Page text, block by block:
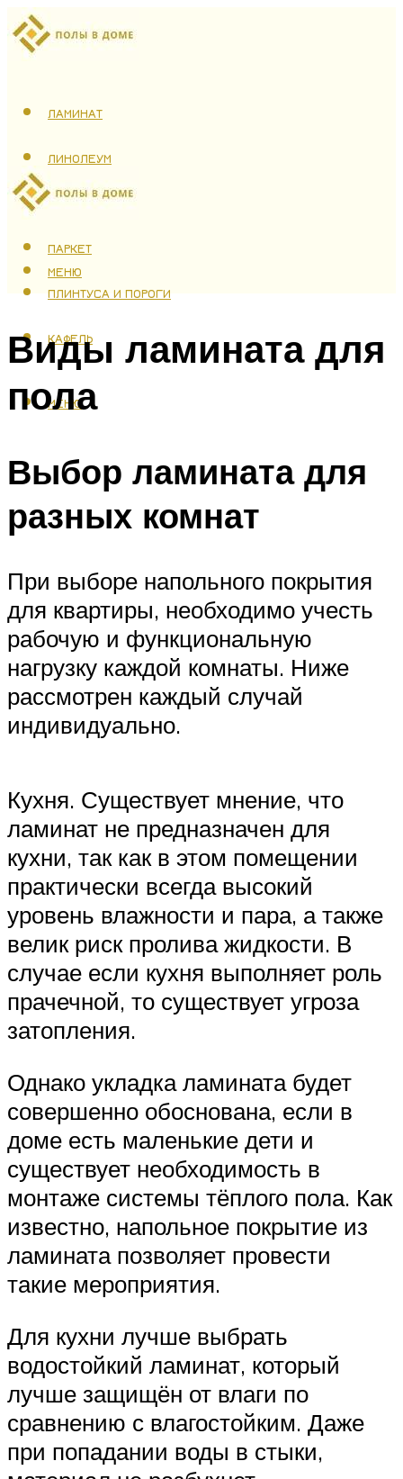
ЛАМИНАТ
ЛИНОЛЕУМ
ТЕПЛЫЙ ПОЛ
ПАРКЕТ
ПЛИНТУСА И ПОРОГИ
КАФЕЛЬ
МЕНЮ
МЕНЮ
Виды ламината для
пола
Выбор ламината для
разных комнат
При выборе напольного покрытия
для квартиры, необходимо учесть
рабочую и функциональную
нагрузку каждой комнаты. Ниже
рассмотрен каждый случай
индивидуально.
Кухня. Существует мнение, что
ламинат не предназначен для
кухни, так как в этом помещении
практически всегда высокий
уровень влажности и пара, а также
велик риск пролива жидкости. В
случае если кухня выполняет роль
прачечной, то существует угроза
затопления.
Однако укладка ламината будет
совершенно обоснована, если в
доме есть маленькие дети и
существует необходимость в
монтаже системы тёплого пола. Как
известно, напольное покрытие из
ламината позволяет провести
такие мероприятия.
Для кухни лучше выбрать
водостойкий ламинат, который
лучше защищён от влаги по
сравнению с влагостойким. Даже
при попадании воды в стыки,